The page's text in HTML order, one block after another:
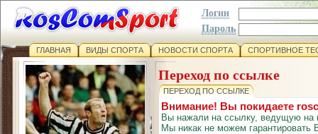
Логин
Пароль
ГЛАВНАЯ ВИДЫ СПОРТА НОВОСТИ СПОРТА СПОРТИВНОЕ
Переход по ссылке
ПЕРЕХОД ПО ССЫЛКЕ
Внимание! Вы покидаете
Вы нажали на ссылку, ведущую на
Мы никак не можем гарантировать